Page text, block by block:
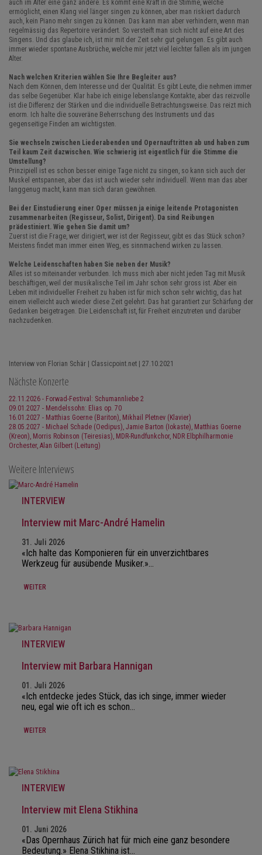
auch im Alter eine ganz andere. Es kommt eine Kraft in die Stimme, welche
ermöglicht, einen Klang viel länger singen zu können, aber man riskiert dadurch
auch, kein Piano mehr singen zu können. Das kann man aber verhindern, wenn man
regelmässig das Repertoire verändert. So versteift man sich nicht auf eine Art des
Singens. Und das glaube ich, ist mir mit der Zeit sehr gut gelungen. Es gibt auch
immer wieder spontane Ausbrüche, welche mir jetzt viel leichter fallen als im jungen
Alter.
Nach welchen Kriterien wählen Sie Ihre Begleiter aus?
Nach dem Können, dem Interesse und der Qualität. Es gibt Leute, die nehmen immer
das selbe Gegenüber. Klar habe ich einige lebenslange Kontakte, aber das reizvolle
ist die Differenz der Stärken und die individuelle Betrachtungsweise. Das reizt mich
enorm. Ich halte die souveräne Beherrschung des Instruments und das
gegenseitige Finden am wichtigsten.
Sie wechseln zwischen Liederabenden und Opernauftritten ab und haben zum
Teil kaum Zeit dazwischen. Wie schwierig ist eigentlich für die Stimme die
Umstellung?
Prinzipiell ist es schon besser einige Tage nicht zu singen, so kann sich auch der
Muskel entspannen, aber das ist auch wieder sehr individuell. Wenn man das aber
langgenug macht, kann man sich daran gewöhnen.
Bei der Einstudierung einer Oper müssen ja einige leitende Protagonisten
zusammenarbeiten (Regisseur, Solist, Dirigent). Da sind Reibungen
prädestiniert. Wie gehen Sie damit um?
Zuerst ist die Frage, wer dirigiert, wer ist der Regisseur, gibt es das Stück schon?
Meistens findet man immer einen Weg, es sinnmachend wirken zu lassen.
Welche Leidenschaften haben Sie neben der Musik?
Alles ist so miteinander verbunden. Ich muss mich aber nicht jeden Tag mit Musik
beschäftigen, weil der musikalische Teil im Jahr schon sehr gross ist. Aber ein
Leben mit individueller Freiheit zu haben ist für mich schon sehr wichtig, das hat
einem vielleicht auch wieder diese Zeit gelehrt. Das hat garantiert zur Schärfung der
Gedanken beigetragen. Die Leidenschaft ist, für Freiheit einzutreten und darüber
nachzudenken.
Interview von Florian Schär | Classicpoint.net | 27.10.2021
Nächste Konzerte
22.11.2026 - Forwad-Festival: Schumannliebe 2
09.01.2027 - Mendelssohn: Elias op. 70
16.01.2027 - Matthias Goerne (Bariton), Mikhail Pletnev (Klavier)
28.05.2027 - Michael Schade (Oedipus), Jamie Barton (Iokaste), Matthias Goerne
(Kreon), Morris Robinson (Teiresias), MDR-Rundfunkchor, NDR Elbphilharmonie
Orchester, Alan Gilbert (Leitung)
Weitere Interviews
INTERVIEW
Interview mit Marc-André Hamelin
31. Juli 2026
«Ich halte das Komponieren für ein unverzichtbares
Werkzeug für ausübende Musiker.»…
WEITER
INTERVIEW
Interview mit Barbara Hannigan
01. Juli 2026
«Ich entdecke jedes Stück, das ich singe, immer wieder
neu, egal wie oft ich es schon…
WEITER
INTERVIEW
Interview mit Elena Stikhina
01. Juni 2026
«Das Opernhaus Zürich hat für mich eine ganz besondere
Bedeutung.» Elena Stikhina ist…